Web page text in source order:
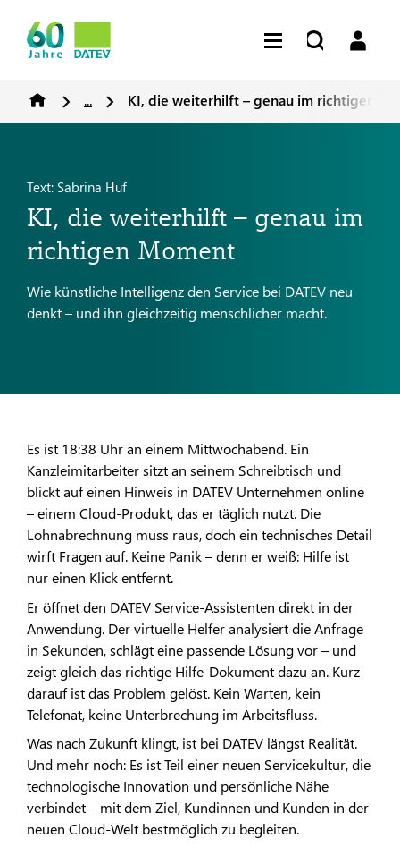
... KI, die weiterhilft – genau im richtigen
Text: Sabrina Huf
KI, die weiterhilft – genau im
richtigen Moment
Wie künstliche Intelligenz den Service bei DATEV neu
denkt – und ihn gleichzeitig menschlicher macht.
Es ist 18:38 Uhr an einem Mittwochabend. Ein
Kanzleimitarbeiter sitzt an seinem Schreibtisch und
blickt auf einen Hinweis in DATEV Unternehmen online
– einem Cloud-Produkt, das er täglich nutzt. Die
Lohnabrechnung muss raus, doch ein technisches Detail
wirft Fragen auf. Keine Panik – denn er weiß: Hilfe ist
nur einen Klick entfernt.
Er öffnet den DATEV Service-Assistenten direkt in der
Anwendung. Der virtuelle Helfer analysiert die Anfrage
in Sekunden, schlägt eine passende Lösung vor – und
zeigt gleich das richtige Hilfe-Dokument dazu an. Kurz
darauf ist das Problem gelöst. Kein Warten, kein
Telefonat, keine Unterbrechung im Arbeitsfluss.
Was nach Zukunft klingt, ist bei DATEV längst Realität.
Und mehr noch: Es ist Teil einer neuen Servicekultur, die
technologische Innovation und persönliche Nähe
verbindet – mit dem Ziel, Kundinnen und Kunden in der
neuen Cloud-Welt bestmöglich zu begleiten.